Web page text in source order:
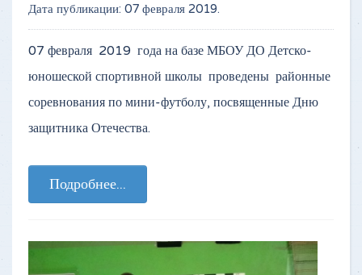
Дата публикации: 07 февраля 2019.
07 февраля 2019 года на базе МБОУ ДО Детско-
юношеской спортивной школы проведены районные
соревнования по мини-футболу, посвященные Дню
защитника Отечества.
Подробнее...